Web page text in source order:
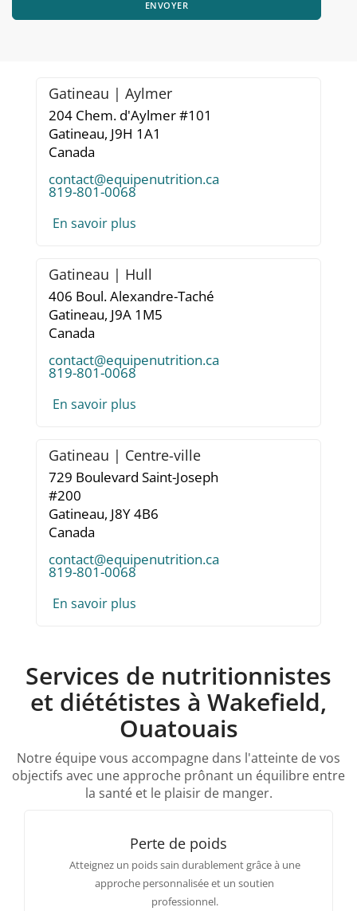
ENVOYER
Gatineau | Aylmer
204 Chem. d'Aylmer #101
Gatineau, J9H 1A1
Canada
contact@equipenutrition.ca
819-801-0068
En savoir plus
Gatineau | Hull
406 Boul. Alexandre-Taché
Gatineau, J9A 1M5
Canada
contact@equipenutrition.ca
819-801-0068
En savoir plus
Gatineau | Centre-ville
729 Boulevard Saint-Joseph
#200
Gatineau, J8Y 4B6
Canada
contact@equipenutrition.ca
819-801-0068
En savoir plus
Services de nutritionnistes
et diététistes à Wakefield,
Ouatouais
Notre équipe vous accompagne dans l'atteinte de vos
objectifs avec une approche prônant un équilibre entre
la santé et le plaisir de manger.
Perte de poids
Atteignez un poids sain durablement grâce à une
approche personnalisée et un soutien
professionnel.